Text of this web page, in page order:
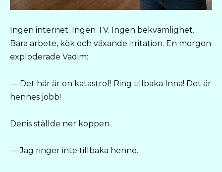
Ingen internet. Ingen TV. Ingen bekvämlighet.
Bara arbete, kök och växande irritation. En morgon
exploderade Vadim:
— Det här är en katastrof! Ring tillbaka Inna! Det är
hennes jobb!
Denis ställde ner koppen.
— Jag ringer inte tillbaka henne.